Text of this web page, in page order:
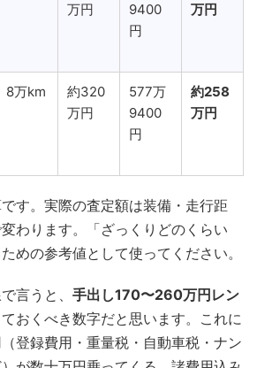
万円
9400
円
万円
8万km
約320
万円
577万
9400
円
約258
万円
す。実際の査定額は装備・走行距
わります。「ざっくりどのくらい
めの参考値として使ってください。
言うと、 手出し170〜260万円レン
おくべき数字だと思います。これに
登録費用・重量税・自動車税・ナン